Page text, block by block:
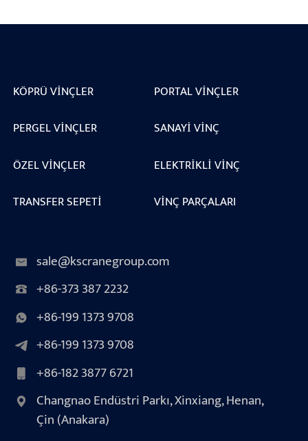
KÖPRÜ VINÇLER
PORTAL VINÇLER
PERGEL VINÇLER
SANAYI VINÇ
ÖZEL VINÇLER
ELEKTRIKLI VINÇ
TRANSFER SEPETI
VINÇ PARÇALARI
sale@kscranegroup.com
+86-373 387 2232
+86-199 1373 9708
+86-199 1373 9708
+86-182 3877 6721
Changnao Endüstri Parkı, Xinxiang, Henan,
Çin (Anakara)